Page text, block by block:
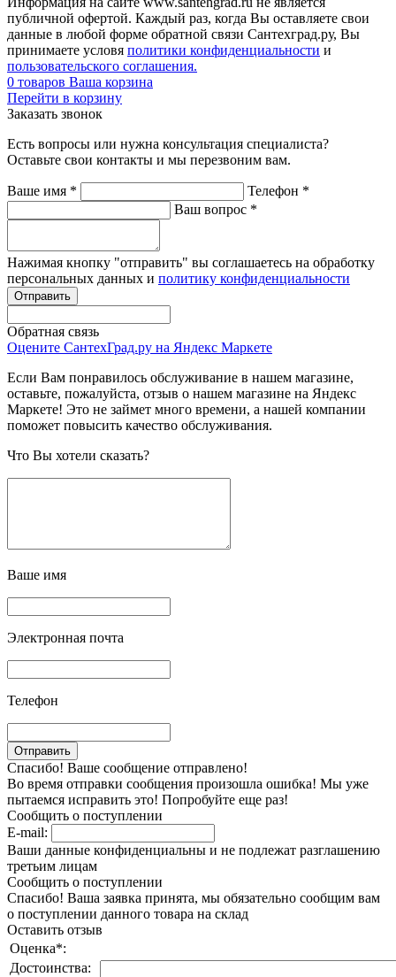
публичной офертой. Каждый раз, когда Вы оставляете свои
данные в любой форме обратной связи Сантехград.ру, Вы
принимаете условя политики конфиденциальности и
пользовательского соглашения.
0 товаров Ваша корзина
Перейти в корзину
Заказать звонок
Есть вопросы или нужна консультация специалиста?
Оставьте свои контакты и мы перезвоним вам.
Ваше имя * Телефон *
Ваш вопрос *
Нажимая кнопку "отправить" вы соглашаетесь на обработку
персональных данных и политику конфиденциальности
Обратная связь
Оцените СантехГрад.ру на Яндекс Маркете
Если Вам понравилось обслуживание в нашем магазине,
оставьте, пожалуйста, отзыв о нашем магазине на Яндекс
Маркете! Это не займет много времени, а нашей компании
поможет повысить качество обслуживания.
Что Вы хотели сказать?
Ваше имя
Электронная почта
Телефон
Спасибо! Ваше сообщение отправлено!
Во время отправки сообщения произошла ошибка! Мы уже
пытаемся исправить это! Попробуйте еще раз!
Сообщить о поступлении
E-mail:
Ваши данные конфиденциальны и не подлежат разглашению
третьим лицам
Сообщить о поступлении
Спасибо! Ваша заявка принята, мы обязательно сообщим вам
о поступлении данного товара на склад
Оставить отзыв
Оценка*:
Достоинства: